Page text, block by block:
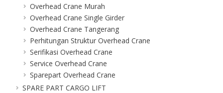
Overhead Crane Murah
Overhead Crane Single Girder
Overhead Crane Tangerang
Perhitungan Struktur Overhead Crane
Serifikasi Overhead Crane
Service Overhead Crane
Sparepart Overhead Crane
SPARE PART CARGO LIFT